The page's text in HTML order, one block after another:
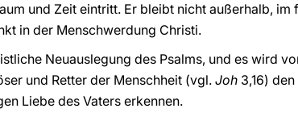
und Zeit eintritt. Er bleibt nicht außerhalb,
in der Menschwerdung Christi.
Neuauslegung des Psalms, und es wird
und Retter der Menschheit (vgl.Joh 3,16)
Liebe des Vaters erkennen.